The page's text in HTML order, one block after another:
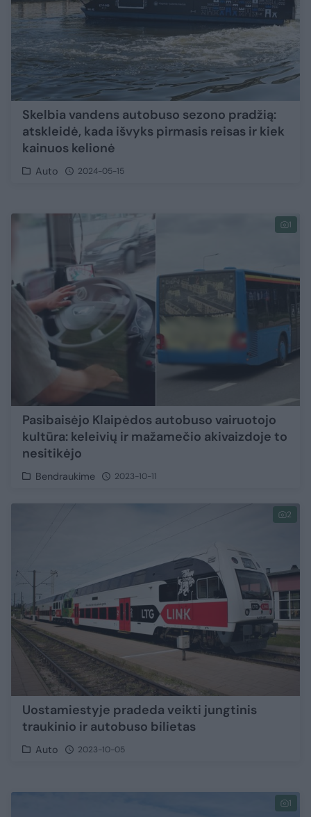
Skelbia vandens autobuso sezono pradžią:
atskleidė, kada išvyks pirmasis reisas ir kiek
kainuos kelionė
Auto 2024-05-15
1
Pasibaisėjo Klaipėdos autobuso vairuotojo
kultūra: keleivių ir mažamečio akivaizdoje to
nesitikėjo
Bendraukime 2023-10-11
2
Uostamiestyje pradeda veikti jungtinis
traukinio ir autobuso bilietas
Auto 2023-10-05
1